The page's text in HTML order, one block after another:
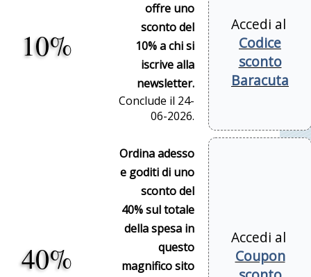
10%
offre uno
sconto del
10% a chi si
iscrive alla
newsletter.
Conclude il 24-
06-2026.
Accedi al
Codice
sconto
Baracuta
40%
Ordina adesso
e goditi di uno
sconto del
40% sul totale
della spesa in
questo
magnifico sito
Accedi al
Coupon